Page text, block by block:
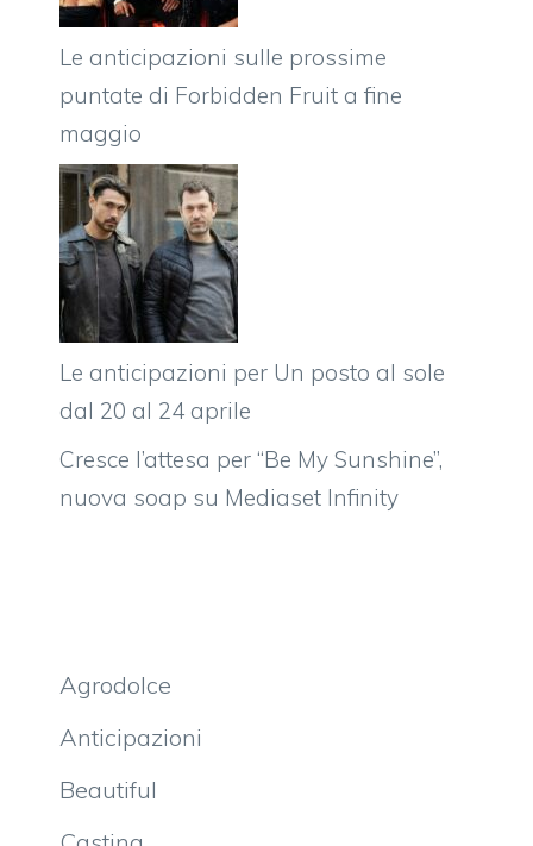
Le anticipazioni sulle prossime
puntate di Forbidden Fruit a fine
maggio
Le anticipazioni per Un posto al sole
dal 20 al 24 aprile
Cresce l’attesa per “Be My Sunshine”,
nuova soap su Mediaset Infinity
Agrodolce
Anticipazioni
Beautiful